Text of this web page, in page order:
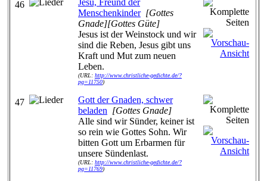
46
Jesu, Freund der
Menschenkinder [Gottes
Gnade][Gottes Güte]
Jesus ist der Weinstock und wir
sind die Reben, Jesus gibt uns
Kraft und Mut zum neuen
Leben.
(URL: http://www.christliche-gedichte.de/?
pg=11750)
47
Gott der Gnaden, schwer
beladen [Gottes Gnade]
Alle sind wir Sünder, keiner ist
so rein wie Gottes Sohn. Wir
bitten Gott um Erbarmen für
unsere Sündenlast.
(URL: http://www.christliche-gedichte.de/?
pg=11769)